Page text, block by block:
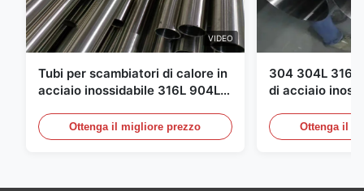
VIDEO
Tubi per scambiatori di calore in
acciaio inossidabile 316L 904L |
corrosioneOttenga il migliore prezzo
304 304L 316
di acciaio
laminati a caldo
Ottenga il